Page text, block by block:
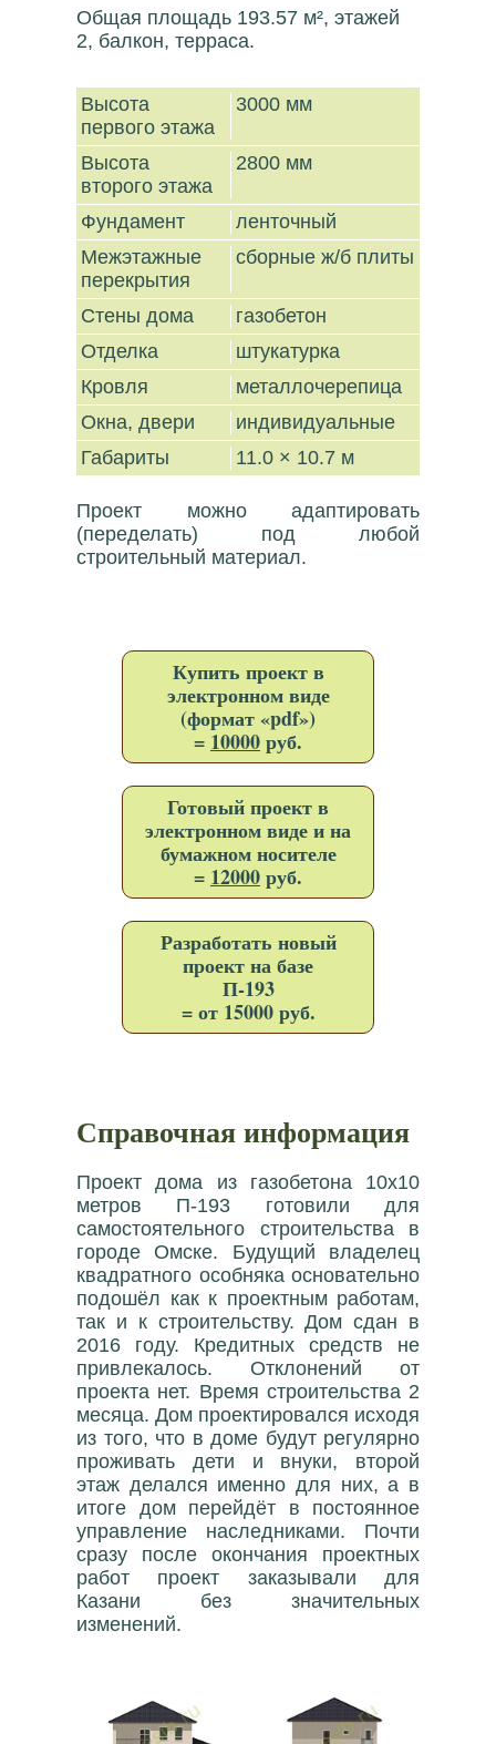
Общая площадь 193.57 м², этажей
2, балкон, терраса.
Высота
первого этажа
3000 мм
Высота
второго этажа
2800 мм
Фундамент
ленточный
Межэтажные
перекрытия
сборные ж/б плиты
Стены дома
газобетон
Отделка
штукатурка
Кровля
металлочерепица
Окна, двери
индивидуальные
Габариты
11.0 × 10.7 м
Проект можно адаптировать
(переделать) под любой
строительный материал.
Купить проект в
электронном виде
(формат «pdf»)
= 10000руб.
Готовый проект в
электронном виде и на
бумажном носителе
= 12000руб.
Разработать новый
проект на базе
П-193
= от 15000 руб.
Справочная информация
Проект дома из газобетона 10x10
метров П-193 готовили для
самостоятельного строительства в
городе Омске. Будущий владелец
квадратного особняка основательно
подошёл как к проектным работам,
так и к строительству. Дом сдан в
2016 году. Кредитных средств не
привлекалось. Отклонений от
проекта нет. Время строительства 2
месяца. Дом проектировался исходя
из того, что в доме будут регулярно
проживать дети и внуки, второй
этаж делался именно для них, а в
итоге дом перейдёт в постоянное
управление наследниками. Почти
сразу после окончания проектных
работ проект заказывали для
Казани без значительных
изменений.